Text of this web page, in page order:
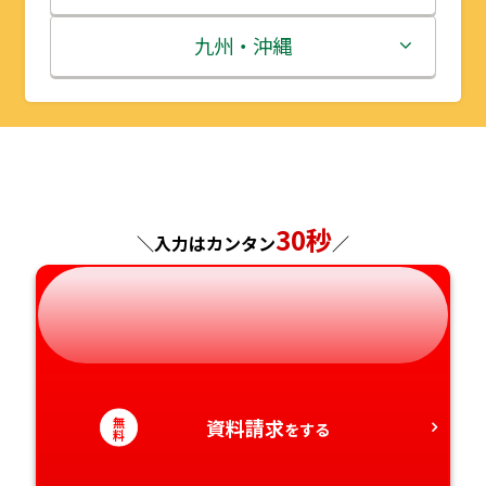
秋田県
山形県
埼玉県
千葉県
石川県
福井県
岐阜県
静岡県
滋賀県
京都府
奈良県
和歌山県
鳥取県
島根県
山口県
徳島県
九州・沖縄
福岡県
熊本県
大分県
＼入力はカンタン30秒／
無
料 資料請求をする